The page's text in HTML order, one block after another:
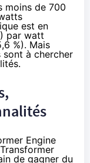
moins de 700
est en
par watt
%). Mais
sont à chercher
Engine
de gagner du